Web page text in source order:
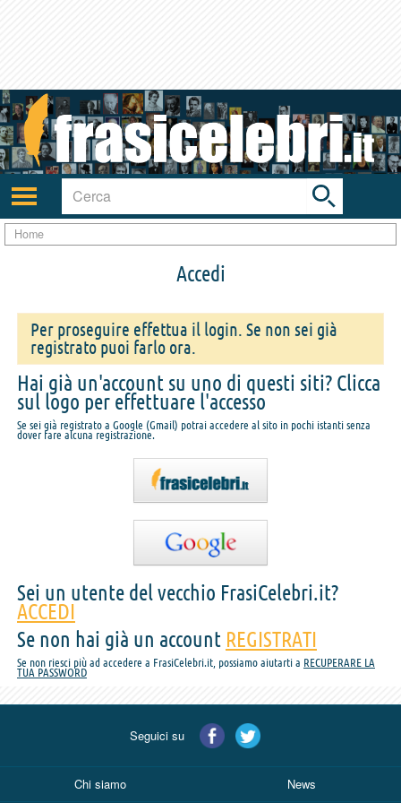
Attiva/disattiva
navigazione
Toggle
search
bar
Home
Accedi
Per proseguire effettua il login. Se non sei già
registrato puoi farlo ora.
Hai già un'account su uno di questi siti? Clicca
sul logo per effettuare l'accesso
Se sei già registrato a Google (Gmail) potrai accedere al sito in pochi istanti senza
dover fare alcuna registrazione.
Sei un utente del vecchio FrasiCelebri.it?
ACCEDI
Se non hai già un account REGISTRATI
Se non riesci più ad accedere a FrasiCelebri.it, possiamo aiutarti a RECUPERARE LA
TUA PASSWORD
Seguici su
Chi siamo News